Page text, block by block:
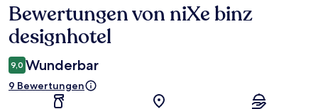
Bewertungen
Bewertungen von niXe binz
designhotel
9,0 Wunderbar
9 Bewertungen